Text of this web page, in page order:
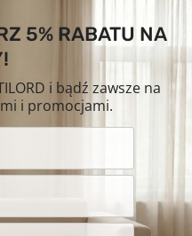
5% RABATU NA
i bądź zawsze na
i promocjami.